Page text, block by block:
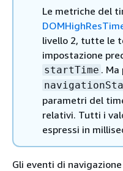
Le metriche del
livello 2, tutte le
impostazione
startTime .
parametri del
relativi. Tutti i
espressi in
Gli eventi di